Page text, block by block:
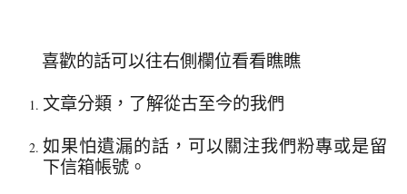
喜歡的話可以往右側欄位看看瞧瞧
文章分類，了解從古至今的我們
如果怕遺漏的話，可以關注我們粉專或是留
下信箱帳號。